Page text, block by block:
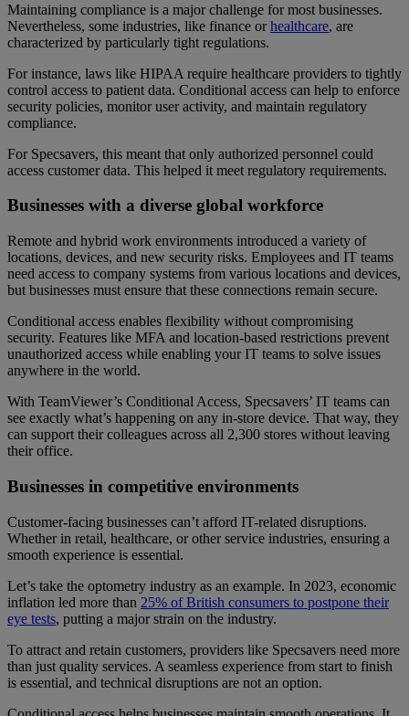
Maintaining compliance is a major challenge for most businesses.
Nevertheless, some industries, like finance orhealthcare, are
characterized by particularly tight regulations.
For instance, laws like HIPAA require healthcare providers to tightly
control access to patient data. Conditional access can help to enforce
security policies, monitor user activity, and maintain regulatory
compliance.
For Specsavers, this meant that only authorized personnel could
access customer data. This helped it meet regulatory requirements.
Businesses with a diverse global workforce
Remote and hybrid work environments introduced a variety of
locations, devices, and new security risks. Employees and IT teams
need access to company systems from various locations and devices,
but businesses must ensure that these connections remain secure.
Conditional access enables flexibility without compromising
security. Features like MFA and location-based restrictions prevent
unauthorized access while enabling your IT teams to solve issues
anywhere in the world.
With TeamViewer’s Conditional Access, Specsavers’ IT teams can
see exactly what’s happening on any in-store device. That way, they
can support their colleagues across all 2,300 stores without leaving
their office.
Businesses in competitive environments
Customer-facing businesses can’t afford IT-related disruptions.
Whether in retail, healthcare, or other service industries, ensuring a
smooth experience is essential.
Let’s take the optometry industry as an example. In 2023, economic
inflation led more than 25% of British consumers to postpone their
eye tests, putting a major strain on the industry.
To attract and retain customers, providers like Specsavers need more
than just quality services. A seamless experience from start to finish
is essential, and technical disruptions are not an option.